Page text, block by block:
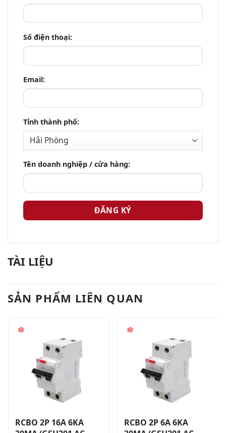
Số điện thoại:
Email:
Tỉnh thành phố:
Tên doanh nghiệp / cửa hàng:
TÀI LIỆU
SẢN PHẨM LIÊN QUAN
RCBO 2P 16A 6KA
RCBO 2P 6A 6KA